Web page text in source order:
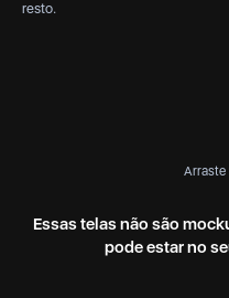
resto.
Essas telas não são
pode estar no